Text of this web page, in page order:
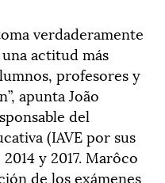
verdaderamente
actitud más
profesores y
apunta João
del
(IAVE por sus
y 2017. Marôco
de los exámenes